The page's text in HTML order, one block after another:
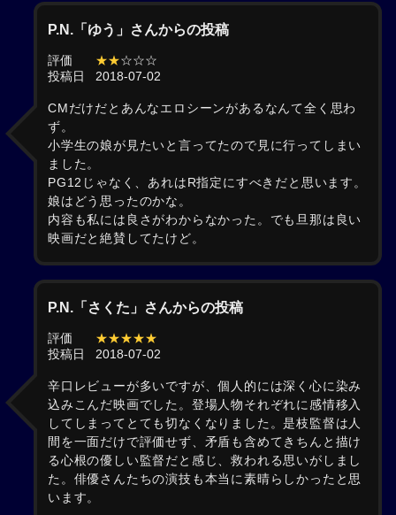
P.N.「ゆう」さんからの投稿
評価 ★★☆☆☆
投稿日
2018-07-02
CMだけだとあんなエロシーンがあるなんて全く思わ
ず。
小学生の娘が見たいと言ってたので見に行ってしまい
ました。
PG12じゃなく、あれはR指定にすべきだと思います。
娘はどう思ったのかな。
内容も私には良さがわからなかった。でも旦那は良い
映画だと絶賛してたけど。
P.N.「さくた」さんからの投稿
評価
★★★★★
投稿日
2018-07-02
辛口レビューが多いですが、個人的には深く心に染み
込みこんだ映画でした。登場人物それぞれに感情移入
してしまってとても切なくなりました。是枝監督は人
間を一面だけで評価せず、矛盾も含めてきちんと描け
る心根の優しい監督だと感じ、救われる思いがしまし
た。俳優さんたちの演技も本当に素晴らしかったと思
います。